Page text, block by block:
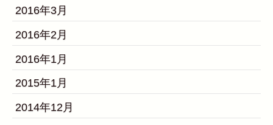
2016年3月
2016年2月
2016年1月
2015年1月
2014年12月